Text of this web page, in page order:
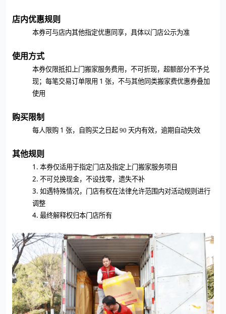
店内优惠规则
本券可与店内其他指定优惠同享，具体以门店公示为准
使用方式
本券仅限抵扣上门搬家服务费用，不可折现，超额部分不予兑
现；每笔交易订单限用 1 张，不与其他同类搬家费优惠券叠加
使用
购买限制
每人限购 1 张，自购买之日起 90 天内有效，逾期自动失效
其他规则
1. 本券仅适用于指定门店及指定上门搬家服务项目
2. 不可兑换现金，不设找零，遗失不补
3. 如遇特殊情况，门店有权在法律允许范围内对活动规则进行
调整
4. 最终解释权归本门店所有